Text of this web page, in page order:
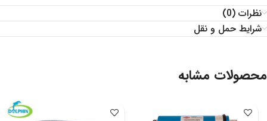
نظرات (0)
شرایط حمل و نقل
محصولات مشابه